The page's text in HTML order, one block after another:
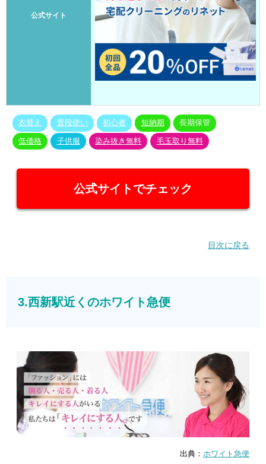
公式サイト
衣替え 普段使い 初心者 短納期 長期保管
低価格 子供服 染み抜き無料 毛玉取り無料
公式サイトでチェック
目次に戻る
3.西新駅近くのホワイト急便
出典： ホワイト急便